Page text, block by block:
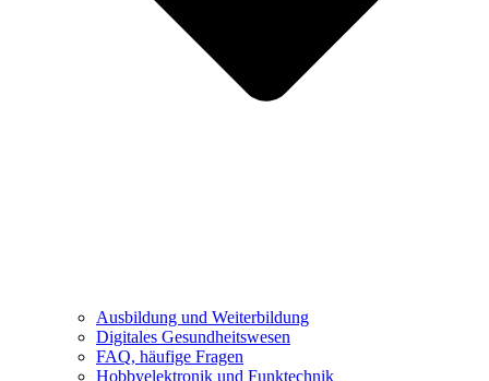
Ausbildung und Weiterbildung
Digitales Gesundheitswesen
FAQ, häufige Fragen
Hobbyelektronik und Funktechnik